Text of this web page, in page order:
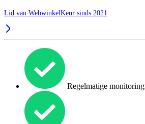
Lid van WebwinkelKeur sinds 2021
Regelmatige monitoring